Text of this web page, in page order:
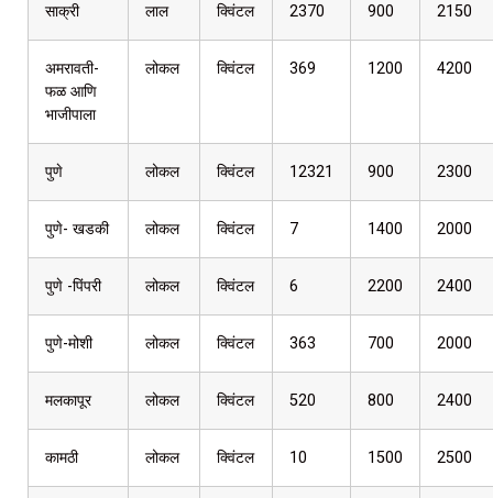
साक्री लाल क्विंटल 2370 900 2150
अमरावती-
फळ आणि
भाजीपाला
लोकल क्विंटल 369 1200 4200
पुणे लोकल क्विंटल 12321 900 2300
पुणे- खडकी लोकल क्विंटल 7 1400 2000
पुणे -पिंपरी लोकल क्विंटल 6 2200 2400
पुणे-मोशी लोकल क्विंटल 363 700 2000
मलकापूर लोकल क्विंटल 520 800 2400
कामठी लोकल क्विंटल 10 1500 2500